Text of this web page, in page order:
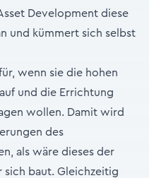
Development diese
und kümmert sich selbst
wenn sie die hohen
und die Errichtung
wollen. Damit wird
des
als wäre dieses der
sich baut. Gleichzeitig